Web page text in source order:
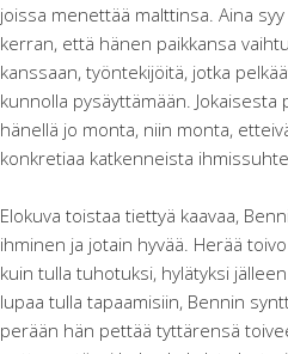
joissa menettää malttinsa. Aina
kerran, että hänen paikkansa
kanssaan, työntekijöitä, jotka
kunnolla pysäyttämään.
hänellä jo monta, niin monta,
konkretiaa katkenneista
Elokuva toistaa tiettyä kaavaa,
ihminen ja jotain hyvää. Herää
kuin tulla tuhotuksi, hylätyksi
lupaa tulla tapaamisiin, Bennin
perään hän pettää tyttärensä